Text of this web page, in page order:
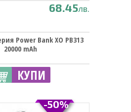
68.45лв.
Power Bank XO PB313
20000 mAh
КУПИ
-50%